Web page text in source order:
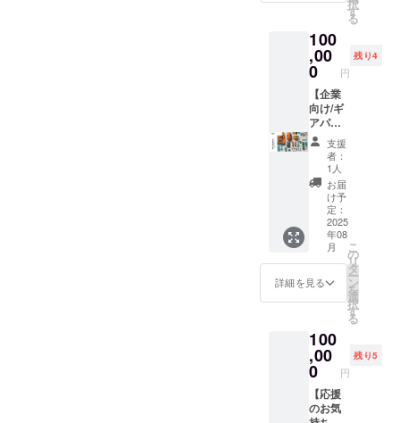
力して
くださ
い)
※発送予
目安で
あり前
後する
場合が
ありま
す
き合い
す。 ※
内容の
詳細は
個別で
打ち合
わせ ※
交通費
は自己
負担(遠
距離の
場合は
要検討)
※交通手
段・テ
ント・
山小屋
予約は
各自手
配
択
す
る
100
,00
0 円
残り4
【企業
向け/ギ
アパー
ト
ナー】
・ 旅中
または
旅後に
商品の
PRを実
施 ・商
品提供
は 旅の
途中・
旅後の
どちら
・
YouTub
e本編の
エンド
ロール
にて企
支援
者：
1人
お届
け予
定：
2025
年08
月
詳細を見る
こ
の
リ
タ
ー
ン
を
選
択
す
る
100
,00
0 円
残り5
【応援
のお気